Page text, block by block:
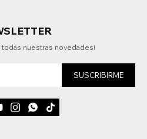
nuestras novedades!
SUSCRIBIRME
  